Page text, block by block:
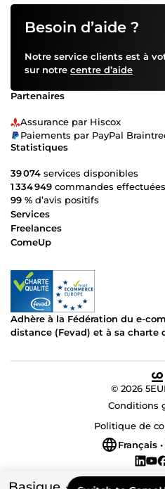
Besoin d’aide ?
Notre service clients est à
sur notre centre d’aide
Partenaires
Assurance par Hiscox
Paiements par PayPal
Statistiques
39 074 services disponibles
1 334 949 commandes effectuées
99 % d’avis positifs
Services
Freelances
ComeUp
Adhère à la Fédération du e-
distance (Fevad) et à sa charte
© 2026
Conditions
Politique de
Français